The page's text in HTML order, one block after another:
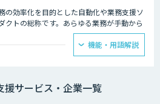
の効率化を目的とした自動化や業務支援ソ
クトの総称です。あらゆる業務が手動から
・人工知能が搭載された業務を支援するソ
の勢いは拡大しています。
能が搭載されており、その中核がAI・人工
機能・用語解説
援サービス・企業一覧